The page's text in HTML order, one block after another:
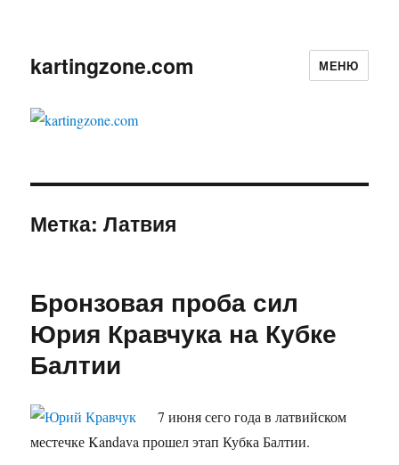
kartingzone.com МЕНЮ
Метка:Латвия
Бронзовая проба сил
Юрия Кравчука на Кубке
Балтии
7 июня сего года в латвийском
местечке Kandava прошел этап Кубка Балтии.